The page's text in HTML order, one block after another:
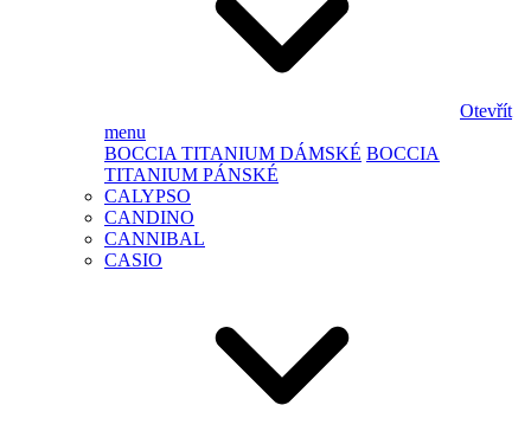
Otevřít
menu
BOCCIA TITANIUM DÁMSKÉ BOCCIA
TITANIUM PÁNSKÉ
CALYPSO
CANDINO
CANNIBAL
CASIO